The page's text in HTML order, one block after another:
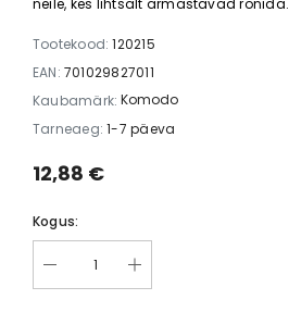
neile, kes lihtsalt armastavad ronida.
Tootekood: 120215
EAN: 701029827011
Kaubamärk: Komodo
Tarneaeg: 1-7 päeva
12,88 €
Kogus: